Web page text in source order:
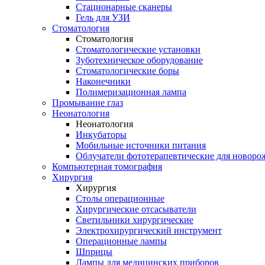
Стационарные сканеры
Гель для УЗИ
Стоматология
Стоматология
Стоматологические установки
Зуботехническое оборудование
Стоматологические боры
Наконечники
Полимеризационная лампа
Промывание глаз
Неонатология
Неонатология
Инкубаторы
Мобильные источники питания
Облучатели фототерапевтические для
Компьютерная томография
Хирургия
Хирургия
Столы операционные
Хирургические отсасыватели
Светильники хирургические
Электрохирургический инструмент
Операционные лампы
Шприцы
Лампы для медицинских приборов